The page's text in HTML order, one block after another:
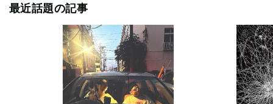
最近話題の記事